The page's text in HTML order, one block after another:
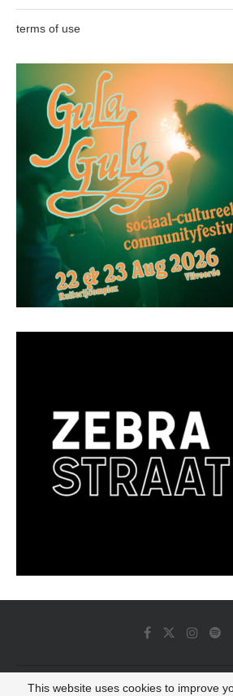
terms of use
© 2022 - Luminous Dash All
This website uses cookies to improve